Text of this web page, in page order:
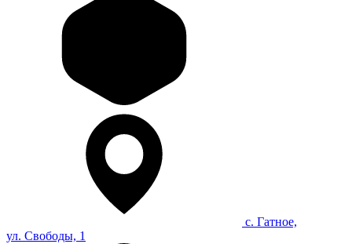
с. Гатное,
ул. Свободы, 1